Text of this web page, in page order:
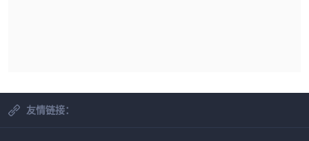
友情链接：